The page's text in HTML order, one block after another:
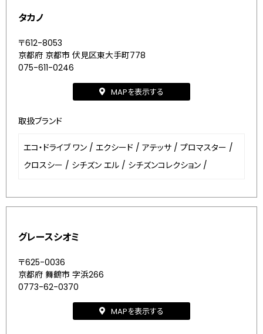
タカノ
〒612-8053
京都府 京都市 伏見区東大手町778
075-611-0246
MAPを表示する
取扱ブランド
エコ・ドライブ ワン / エクシード / アテッサ / プロマスター /
クロスシー / シチズン エル / シチズンコレクション /
グレースシオミ
〒625-0036
京都府 舞鶴市 字浜266
0773-62-0370
MAPを表示する